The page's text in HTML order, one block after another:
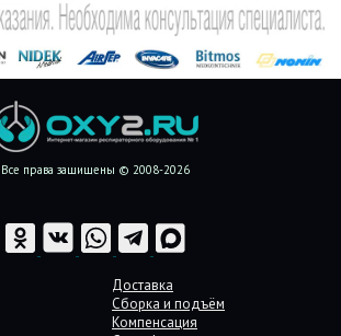
Все права защищены © 2008-2026
Доставка
Сборка и подъём
Компенсация